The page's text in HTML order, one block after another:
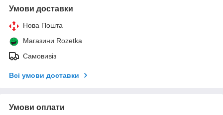
Умови доставки
Нова Пошта
Магазини Rozetka
Самовивіз
Всі умови доставки
Умови оплати